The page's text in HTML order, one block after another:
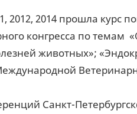
2012, 2014 прошла
конгресса по темам
животных»;
Санкт-